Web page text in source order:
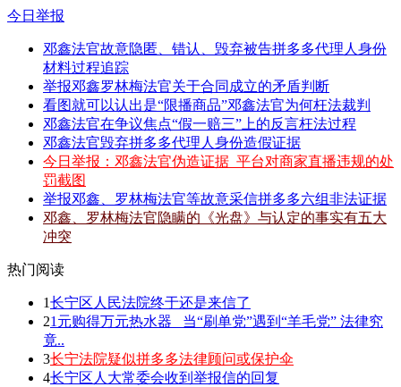
今日举报
邓鑫法官故意隐匿、错认、毁弃被告拼多多代理人身份
材料过程追踪
举报邓鑫罗林梅法官关于合同成立的矛盾判断
看图就可以认出是“限播商品”邓鑫法官为何枉法裁判
邓鑫法官在争议焦点“假一赔三”上的反言枉法过程
邓鑫法官毁弃拼多多代理人身份造假证据
今日举报：邓鑫法官伪造证据_平台对商家直播违规的处
罚截图
举报邓鑫、罗林梅法官等故意采信拼多多六组非法证据
邓鑫、罗林梅法官隐瞒的《光盘》与认定的事实有五大
冲突
热门阅读
1长宁区人民法院终于还是来信了
21元购得万元热水器 _当“刷单党”遇到“羊毛党” 法律究
竟..
3长宁法院疑似拼多多法律顾问或保护伞
4长宁区人大常委会收到举报信的回复